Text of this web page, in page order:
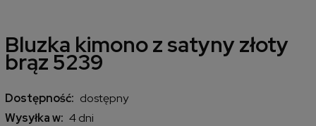
Bluzka kimono z satyny złoty
brąz 5239
Dostępność: dostępny
Wysyłka w: 4 dni